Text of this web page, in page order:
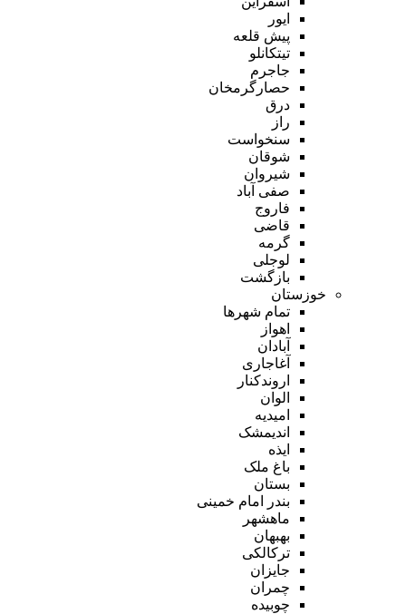
ایور
پیش قلعه
تیتکانلو
جاجرم
حصارگرمخان
درق
راز
سنخواست
شوقان
شیروان
صفی آباد
فاروج
قاضی
گرمه
لوجلی
بازگشت
خوزستان
تمام شهر‌ها
اهواز
آبادان
آغاجاری
اروندکنار
الوان
امیدیه
اندیمشک
ایذه
باغ ملک
بستان
بندر امام خمینی
ماهشهر
بهبهان
ترکالکی
جایزان
چمران
چوبیده